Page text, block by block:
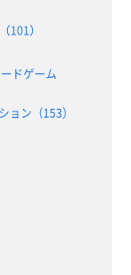
101）
ドゲーム
ョン（153）